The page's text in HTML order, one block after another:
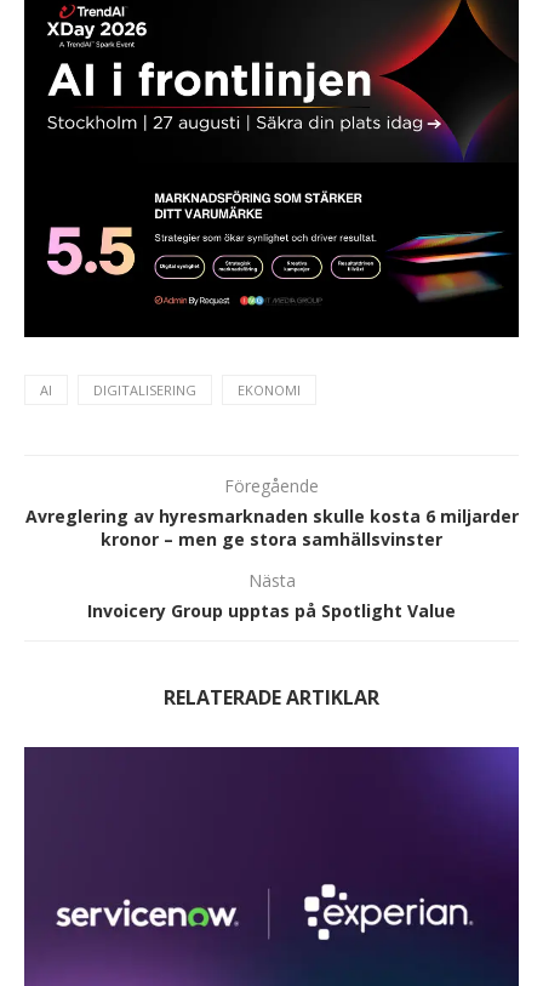
AI DIGITALISERING EKONOMI
Föregående
Avreglering av hyresmarknaden skulle kosta 6 miljarder
kronor – men ge stora samhällsvinster
Nästa
Invoicery Group upptas på Spotlight Value
RELATERADE ARTIKLAR